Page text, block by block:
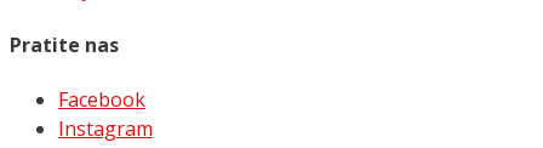
Pratite nas
Facebook
Instagram